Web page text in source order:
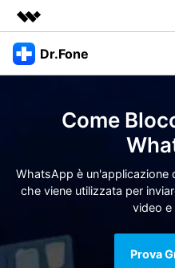
Prodotti in evidenza
Panoramica
Chi siamo
Sala stampa
Dr.Fone
Visualizza il Full Toolkit >
Per Desktop
Strumenti Online
Recupero dati Android
Scopri & Supporto
Come
WhatsApp è un'applicazione
che viene utilizzata per
video e
Prova